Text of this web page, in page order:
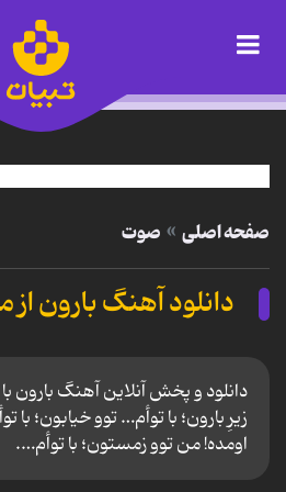
صفحه اصلی صوت
دانلود آهنگ بارون
دانلود و پخش آنلاین آهنگ بارون
زیرِ بارون؛ با توأم… توو خیابون؛ با
اومده! من توو زمستون؛ با توأم….